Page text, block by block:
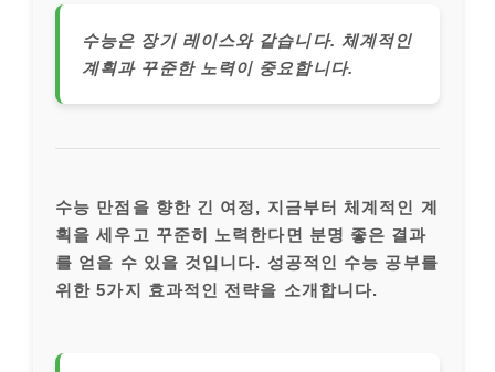
수능은 장기 레이스와 같습니다. 체계적인
계획과 꾸준한 노력이 중요합니다.
수능 만점을 향한 긴 여정, 지금부터 체계적인 계
획을 세우고 꾸준히 노력한다면 분명 좋은 결과
를 얻을 수 있을 것입니다. 성공적인 수능 공부를
위한 5가지 효과적인 전략을 소개합니다.